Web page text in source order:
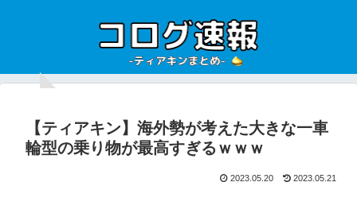
【ティアキン】海外勢が考えた大きな一車
輪型の乗り物が最高すぎるｗｗｗ
2023.05.20 2023.05.21